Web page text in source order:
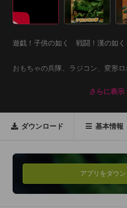
遊戯！子供の如く　戦闘！漢の如く
おもちゃの兵隊、ラジコン、変形
か？その夢は今、Army Men Strike
ゲームの世界でおもちゃを集め、司
募集したり、兵隊を訓練したりする
プラスチックの兵隊さんたちと遊
しょう！
さらに表示
ダウンロード 基本情報
アプリをダウン